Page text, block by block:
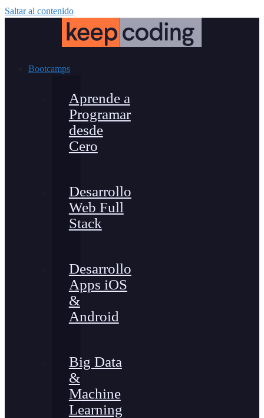
Saltar al contenido
Bootcamps
Aprende a
Programar
desde
Cero
Desarrollo
Web Full
Stack
Desarrollo
Apps iOS
&
Android
Big Data
&
Machine
Learning